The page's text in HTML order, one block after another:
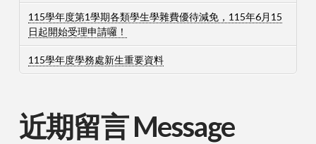
115學年度第1學期各類學生學雜費優待減免，115年6月15
日起開始受理申請囉！
115學年度學務處新生重要資料
近期留言 Message